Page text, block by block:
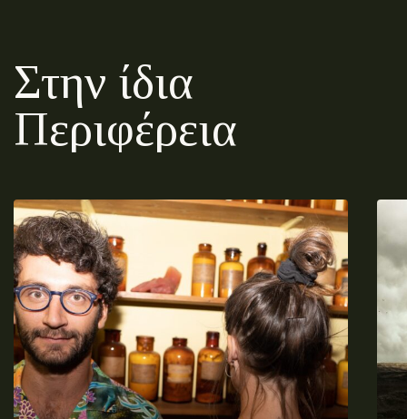
Στην ίδια
Περιφέρεια